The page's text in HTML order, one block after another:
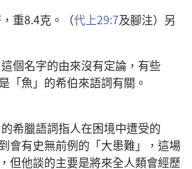
， 重8.4克 。（代上29:7及腳注） 另
這個名字的由來沒有定論 ， 有些
是 「魚 」 的希伯來語詞有關 。
的希臘語詞指人在困境中遭受的
到會有史無前例的 「大患難」， 這場
， 但他談的主要是將來全人類會經歷